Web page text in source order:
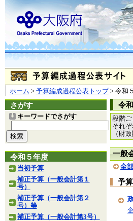
ホーム > 予算編成過程公表トップ> 令和
さがす
キーワードでさがす
令和５年度
当初予算
補正予算（一般会計第１
号）
補正予算（一般会計第２
号）等
補正予算（一般会計第3号）
令
段階
それ
（財
一般
全
予